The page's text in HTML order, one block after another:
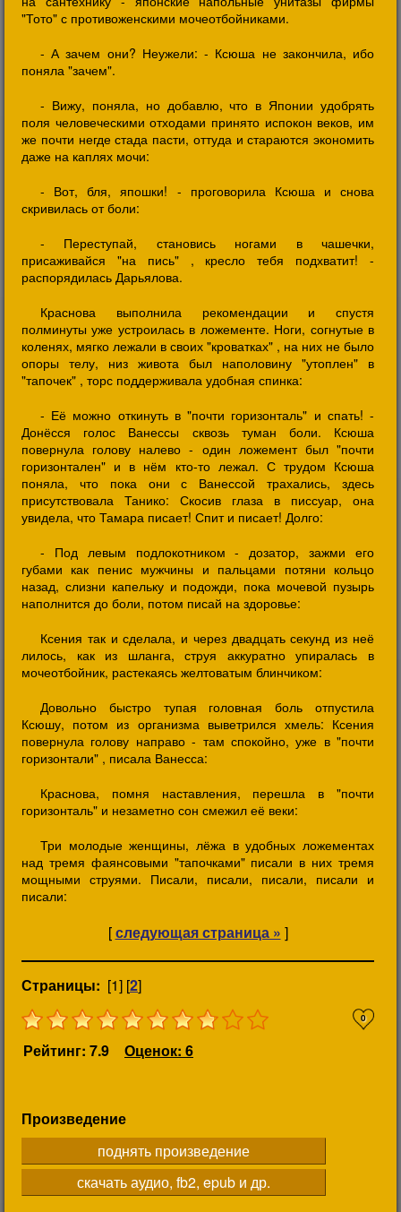
"Тото" с противоженскими мочеотбойниками.
- А зачем они? Неужели: - Ксюша не закончила, ибо
поняла "зачем".
- Вижу, поняла, но добавлю, что в Японии удобрять
поля человеческими отходами принято испокон веков, им
же почти негде стада пасти, оттуда и стараются экономить
даже на каплях мочи:
- Вот, бля, япошки! - проговорила Ксюша и снова
скривилась от боли:
- Переступай, становись ногами в чашечки,
присаживайся "на пись" , кресло тебя подхватит! -
распорядилась Дарьялова.
Краснова выполнила рекомендации и спустя
полминуты уже устроилась в ложементе. Ноги, согнутые в
коленях, мягко лежали в своих "кроватках" , на них не было
опоры телу, низ живота был наполовину "утоплен" в
"тапочек" , торс поддерживала удобная спинка:
- Её можно откинуть в "почти горизонталь" и спать! -
Донёсся голос Ванессы сквозь туман боли. Ксюша
повернула голову налево - один ложемент был "почти
горизонтален" и в нём кто-то лежал. С трудом Ксюша
поняла, что пока они с Ванессой трахались, здесь
присутствовала Танико: Скосив глаза в писсуар, она
увидела, что Тамара писает! Спит и писает! Долго:
- Под левым подлокотником - дозатор, зажми его
губами как пенис мужчины и пальцами потяни кольцо
назад, слизни капельку и подожди, пока мочевой пузырь
наполнится до боли, потом писай на здоровье:
Ксения так и сделала, и через двадцать секунд из неё
лилось, как из шланга, струя аккуратно упиралась в
мочеотбойник, растекаясь желтоватым блинчиком:
Довольно быстро тупая головная боль отпустила
Ксюшу, потом из организма выветрился хмель: Ксения
повернула голову направо - там спокойно, уже в "почти
горизонтали" , писала Ванесса:
Краснова, помня наставления, перешла в "почти
горизонталь" и незаметно сон смежил её веки:
Три молодые женщины, лёжа в удобных ложементах
над тремя фаянсовыми "тапочками" писали в них тремя
мощными струями. Писали, писали, писали, писали и
писали:
[следующая страница » ]
Страницы: [1] [2]
0
Рейтинг: 7.9 Оценок: 6
Произведение
поднять произведение
скачать аудио, fb2, epub и др.